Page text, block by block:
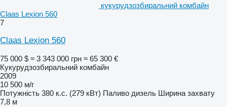
кукурудзозбиральний комбайн
Claas Lexion 560
7
Claas Lexion 560
75 000 $ ≈ 3 343 000 грн ≈ 65 300 €
Кукурудзозбиральний комбайн
2009
10 500 м/г
Потужність 380 к.с. (279 кВт) Паливо дизель Ширина захвату
7,8 м